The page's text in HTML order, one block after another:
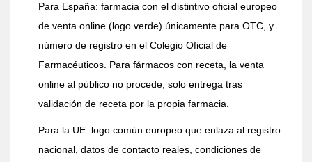
Para España: farmacia con el distintivo oficial europeo
de venta online (logo verde) únicamente para OTC, y
número de registro en el Colegio Oficial de
Farmacéuticos. Para fármacos con receta, la venta
online al público no procede; solo entrega tras
validación de receta por la propia farmacia.
Para la UE: logo común europeo que enlaza al registro
nacional, datos de contacto reales, condiciones de